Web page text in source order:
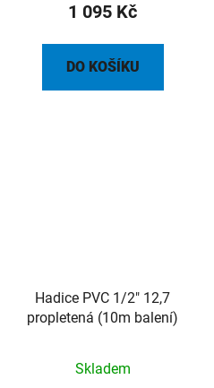
1 095 Kč
DO KOŠÍKU
Hadice PVC 1/2" 12,7
propletená (10m balení)
Skladem